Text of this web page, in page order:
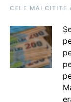
CELE MAI CITITE